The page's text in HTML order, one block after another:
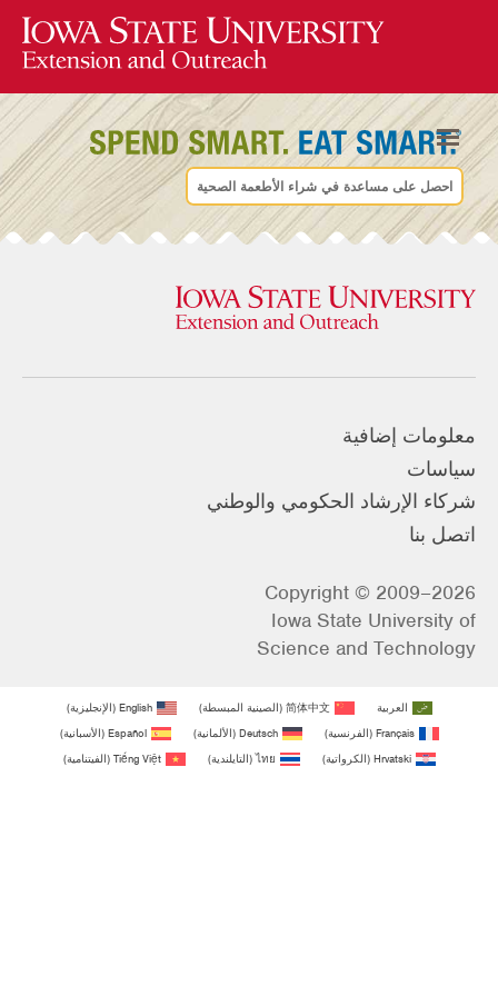
احصل على مساعدة في شراء الأطعمة الصحية
معلومات إضافية
سياسات
شركاء الإرشاد الحكومي والوطني
اتصل بنا
Copyright © 2009–2026
Iowa State University of
Science and Technology
العربية 简体中文
(الصينية المبسطة)
English
(الإنجليزية)
Français
(الفرنسية)
Deutsch
(الألمانية)
Español
(الأسبانية)
Hrvatski
(الكرواتية)
ไทย
(التايلندية)
Tiếng Việt
(الفيتنامية)